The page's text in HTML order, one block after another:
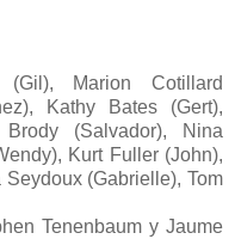
Marion Cotillard
Kathy Bates (Gert),
(Salvador), Nina
Kurt Fuller (John),
(Gabrielle), Tom
Tenenbaum y Jaume